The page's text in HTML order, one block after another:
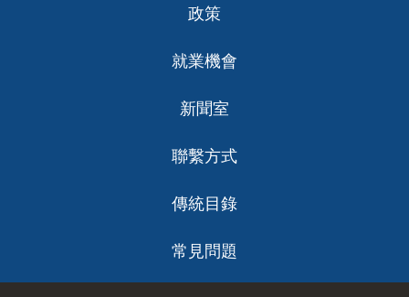
政策
就業機會
新聞室
聯繫方式
傳統目錄
常見問題